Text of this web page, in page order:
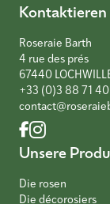
Kontaktieren
Roseraie Barth
4 rue des prés
67440
+33 (0)3 88 71 40
Unsere
Die rosen
Die décorosiers